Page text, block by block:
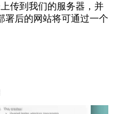
传到我们的服务器，并
署后的网站将可通过一个